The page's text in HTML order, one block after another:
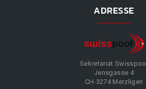
ADRESSE
Sekretariat Swisspool
Jensgasse 4
CH-3274 Merzligen